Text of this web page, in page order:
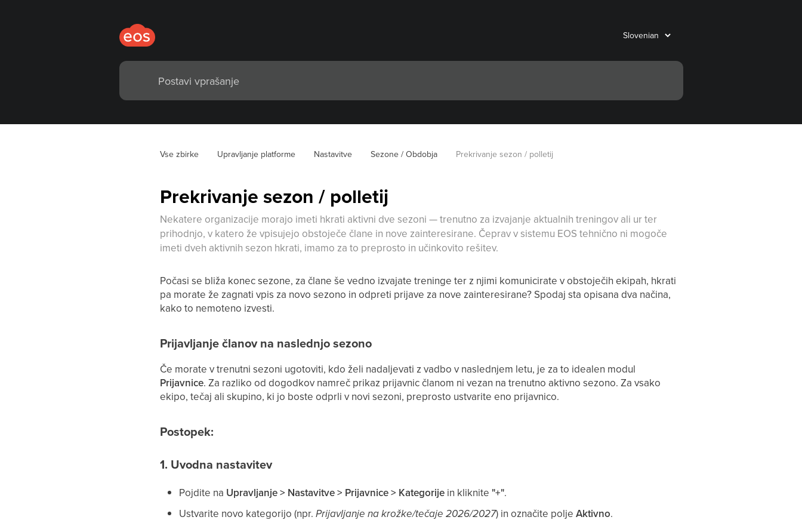
Vse zbirke Upravljanje platforme Nastavitve Sezone / Obdobja Prekrivanje sezon / polletij
Prekrivanje sezon / polletij
Nekatere organizacije morajo imeti hkrati aktivni dve sezoni — trenutno za izvajanje aktualnih treningov ali ur ter
prihodnjo, v katero že vpisujejo obstoječe člane in nove zainteresirane. Čeprav v sistemu EOS tehnično ni mogoče
imeti dveh aktivnih sezon hkrati, imamo za to preprosto in učinkovito rešitev.
Počasi se bliža konec sezone, za člane še vedno izvajate treninge ter z njimi komunicirate v obstoječih ekipah, hkrati
pa morate že zagnati vpis za novo sezono in odpreti prijave za nove zainteresirane? Spodaj sta opisana dva načina,
kako to nemoteno izvesti.
Prijavljanje članov na naslednjo sezono
Če morate v trenutni sezoni ugotoviti, kdo želi nadaljevati z vadbo v naslednjem letu, je za to idealen modul
Prijavnice. Za razliko od dogodkov namreč prikaz prijavnic članom ni vezan na trenutno aktivno sezono. Za vsako
ekipo, tečaj ali skupino, ki jo boste odprli v novi sezoni, preprosto ustvarite eno prijavnico.
Postopek:
1. Uvodna nastavitev
Pojdite na Upravljanje > Nastavitve > Prijavnice > Kategorije in kliknite"+".
Ustvarite novo kategorijo (npr.Prijavljanje na krožke/tečaje 2026/2027) in označite poljeAktivno.